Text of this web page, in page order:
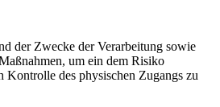
der Zwecke der Verarbeitung sowie
um ein dem Risiko
Kontrolle des physischen Zugangs zu